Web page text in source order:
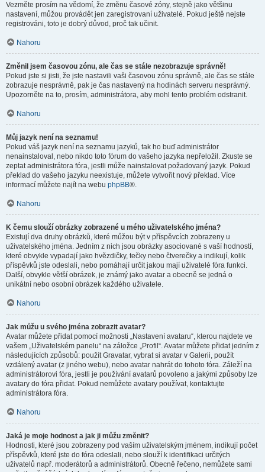
Vezměte prosím na vědomí, že změnu časové zóny, stejně jako většinu
nastavení, můžou provádět jen zaregistrovaní uživatelé. Pokud ještě nejste
registrováni, toto je dobrý důvod, proč tak učinit.
Nahoru
Změnil jsem časovou zónu, ale čas se stále nezobrazuje správně!
Pokud jste si jisti, že jste nastavili vaši časovou zónu správně, ale čas se stále
zobrazuje nesprávně, pak je čas nastavený na hodinách serveru nesprávný.
Upozorněte na to, prosím, administrátora, aby mohl tento problém odstranit.
Nahoru
Můj jazyk není na seznamu!
Pokud váš jazyk není na seznamu jazyků, tak ho buď administrátor
nenainstaloval, nebo nikdo toto fórum do vašeho jazyka nepřeložil. Zkuste se
zeptat administrátora fóra, jestli může nainstalovat požadovaný jazyk. Pokud
překlad do vašeho jazyku neexistuje, můžete vytvořit nový překlad. Více
informací můžete najít na webu phpBB®.
Nahoru
K čemu slouží obrázky zobrazené u mého uživatelského jména?
Existují dva druhy obrázků, které můžou být v příspěvcích zobrazeny u
uživatelského jména. Jedním z nich jsou obrázky asociované s vaší hodností,
které obvykle vypadají jako hvězdičky, tečky nebo čtverečky a indikují, kolik
příspěvků jste odeslali, nebo pomáhají určit jakou mají uživatelé fóra funkci.
Další, obvykle větší obrázek, je známý jako avatar a obecně se jedná o
unikátní nebo osobní obrázek každého uživatele.
Nahoru
Jak můžu u svého jména zobrazit avatar?
Avatar můžete přidat pomocí možnosti „Nastavení avataru“, kterou najdete ve
vašem „Uživatelském panelu“ na záložce „Profil“. Avatar můžete přidat jedním z
následujících způsobů: použít Gravatar, vybrat si avatar v Galerii, použít
vzdálený avatar (z jiného webu), nebo avatar nahrát do tohoto fóra. Záleží na
administrátorovi fóra, jestli je používání avatarů povoleno a jakými způsoby lze
avatary do fóra přidat. Pokud nemůžete avatary používat, kontaktujte
administrátora fóra.
Nahoru
Jaká je moje hodnost a jak ji můžu změnit?
Hodnosti, které jsou zobrazeny pod vaším uživatelským jménem, indikují počet
příspěvků, které jste do fóra odeslali, nebo slouží k identifikaci určitých
uživatelů např. moderátorů a administrátorů. Obecně řečeno, nemůžete sami